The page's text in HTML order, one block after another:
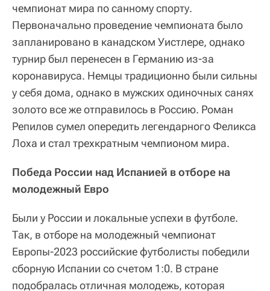
чемпионат мира по санному спорту.
Первоначально проведение чемпионата было
запланировано в канадском Уистлере, однако
турнир был перенесен в Германию из-за
коронавируса. Немцы традиционно были сильны
у себя дома, однако в мужских одиночных санях
золото все же отправилось в Россию. Роман
Репилов сумел опередить легендарного Феликса
Лоха и стал трехкратным чемпионом мира.
Победа России над Испанией в отборе на
молодежный Евро
Были у России и локальные успехи в футболе.
Так, в отборе на молодежный чемпионат
Европы-2023 российские футболисты победили
сборную Испании со счетом 1:0. В стране
подобралась отличная молодежь, которая